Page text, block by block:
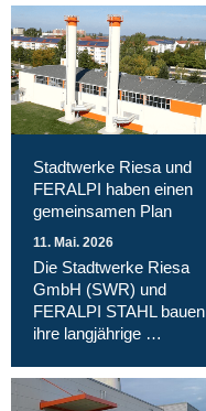
Stadtwerke Riesa und
FERALPI haben einen
gemeinsamen Plan
11. Mai. 2026
Die Stadtwerke Riesa
GmbH (SWR) und
FERALPI STAHL bauen
ihre langjährige …